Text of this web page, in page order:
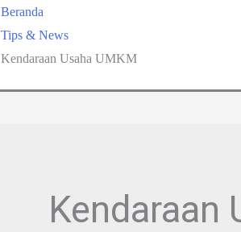
Beranda
Tips & News
Kendaraan Usaha UMKM
Kendaraan